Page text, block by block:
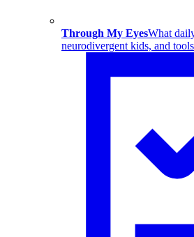
Through My EyesWhat
neurodivergent kids, and